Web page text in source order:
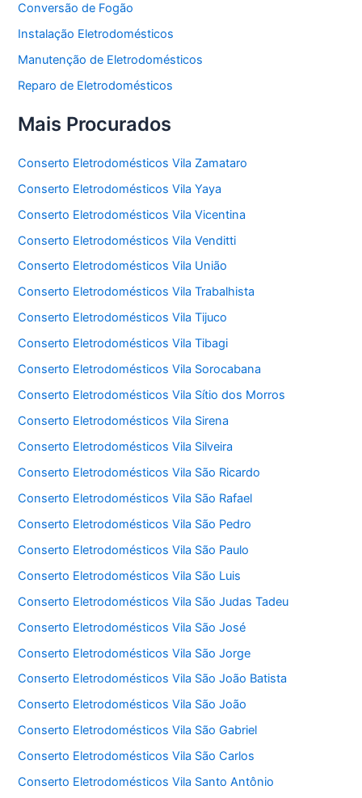
Conversão de Fogão
Instalação Eletrodomésticos
Manutenção de Eletrodomésticos
Reparo de Eletrodomésticos
Mais Procurados
Conserto Eletrodomésticos Vila Zamataro
Conserto Eletrodomésticos Vila Yaya
Conserto Eletrodomésticos Vila Vicentina
Conserto Eletrodomésticos Vila Venditti
Conserto Eletrodomésticos Vila União
Conserto Eletrodomésticos Vila Trabalhista
Conserto Eletrodomésticos Vila Tijuco
Conserto Eletrodomésticos Vila Tibagi
Conserto Eletrodomésticos Vila Sorocabana
Conserto Eletrodomésticos Vila Sítio dos Morros
Conserto Eletrodomésticos Vila Sirena
Conserto Eletrodomésticos Vila Silveira
Conserto Eletrodomésticos Vila São Ricardo
Conserto Eletrodomésticos Vila São Rafael
Conserto Eletrodomésticos Vila São Pedro
Conserto Eletrodomésticos Vila São Paulo
Conserto Eletrodomésticos Vila São Luis
Conserto Eletrodomésticos Vila São Judas Tadeu
Conserto Eletrodomésticos Vila São José
Conserto Eletrodomésticos Vila São Jorge
Conserto Eletrodomésticos Vila São João Batista
Conserto Eletrodomésticos Vila São João
Conserto Eletrodomésticos Vila São Gabriel
Conserto Eletrodomésticos Vila São Carlos
Conserto Eletrodomésticos Vila Santo Antônio